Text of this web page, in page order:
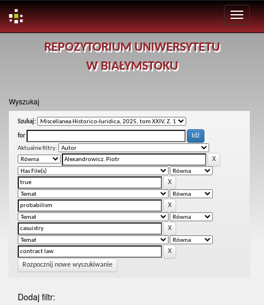
REPOZYTORIUM UNIWERSYTETU
W BIAŁYMSTOKU
Wyszukaj
Szukaj:
for
Aktualne filtry:
Rozpocznij nowe wyszukiwanie
Dodaj filtr: